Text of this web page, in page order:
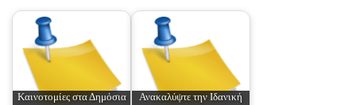
Καινοτομίες στα Δημόσια
Ανακαλύψτε την Ιδανική